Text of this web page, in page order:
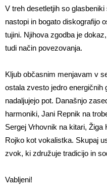
V treh desetletjih so
nastopi in bogato diskografijo
tujini. Njihova zgodba je
tudi način povezovanja.
Kljub občasnim menjavam v
ostala zvesto jedro
nadaljujejo pot. Današnjo
harmoniki, Jani Repnik na
Sergej Vrhovnik na kitari, Žiga
Rojko kot vokalistka. Skupaj
zvok, ki združuje tradicijo in
Vabljeni!